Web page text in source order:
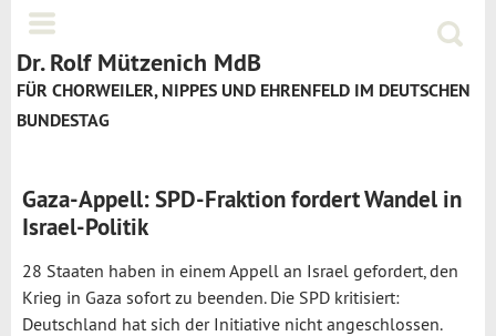
Dr. Rolf Mützenich MdB
FÜR CHORWEILER, NIPPES UND EHRENFELD IM DEUTSCHEN
BUNDESTAG
Gaza-Appell: SPD-Fraktion fordert Wandel in
Israel-Politik
28 Staaten haben in einem Appell an Israel gefordert, den
Krieg in Gaza sofort zu beenden. Die SPD kritisiert:
Deutschland hat sich der Initiative nicht angeschlossen.